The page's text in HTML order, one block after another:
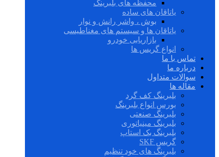
محفظه های بلبرینگ
یاتاقان های ساده
بوش ، واشر رانش و نوار
یاتاقان ها و سیستم های مغناطیسی
بازاریابی خودرو
انواع گریس ها
تماس با ما
درباره ما
سوالات متداول
مقاله ها
بلبرینگ کف گرد
بورس انواع بلبرینگ
بلبرینگ صنعتی
بلبرینگ مینیاتوری
بلبرینگ بک استاپ
گریس SKF
بلبرینگ های خود تنظیم